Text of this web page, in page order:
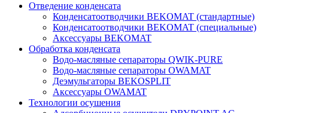
Отведение конденсата
Конденсатоотводчики BEKOMAT (стандартные)
Конденсатоотводчики BEKOMAT (специальные)
Аксессуары BEKOMAT
Обработка конденсата
Водо-масляные сепараторы QWIK-PURE
Водо-масляные сепараторы OWAMAT
Деэмульгаторы BEKOSPLIT
Аксессуары OWAMAT
Технологии осушения